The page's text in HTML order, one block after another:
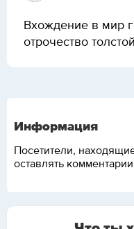
Вхождение в мир
отрочество толстой
Информация
Посетители,
оставлять